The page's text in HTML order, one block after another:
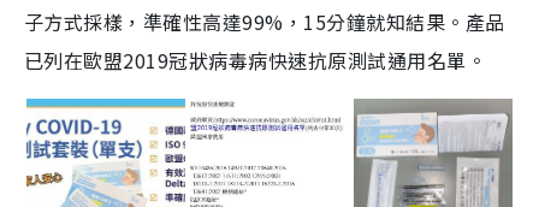
子方式採樣，準確性高達99%，15分鐘就知結果。產品
已列在歐盟2019冠狀病毒病快速抗原測試通用名單。